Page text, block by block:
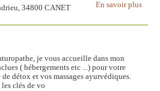
En savoir plus
34800 CANET
je vous accueille dans mon
( hébergements etc ...) pour votre
détox et vos massages ayurvédiques.
clés de vo